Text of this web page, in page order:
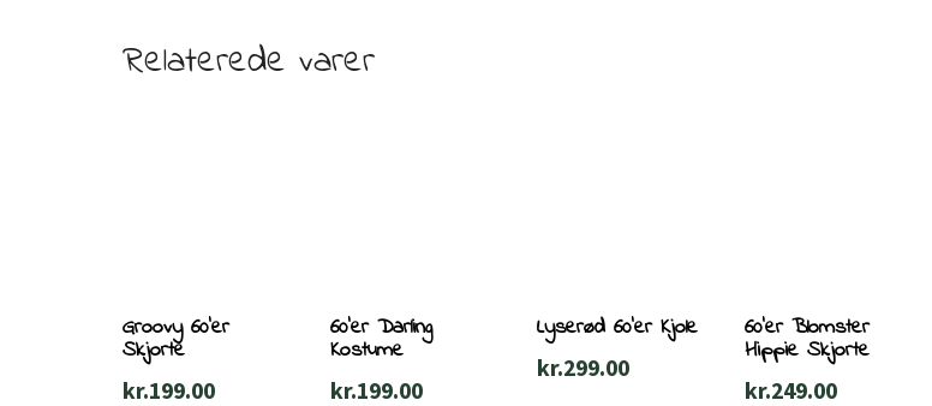
Relaterede varer
Groovy 60’er
Skjorte
kr.199.00
60’er Darling
Kostume
kr.199.00
Lyserød 60’er Kjole
kr.299.00
60’er Blomster
Hippie Skjorte
kr.249.00